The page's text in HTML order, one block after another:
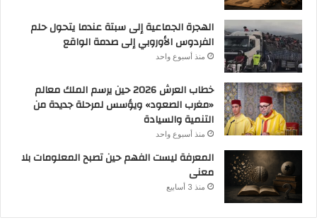
الهجرة الجماعية إلى سبتة عندما يتحول حلم
الفردوس الأوروبي إلى صدمة الواقع
منذ أسبوع واحد
خطاب العرش 2026 حين يرسم الملك معالم
«مغرب الصعود» ويؤسس لمرحلة جديدة من
التنمية والسيادة
منذ أسبوع واحد
المعرفة ليست الفهم حين تصبح المعلومات بلا
معنى
منذ 3 أسابيع